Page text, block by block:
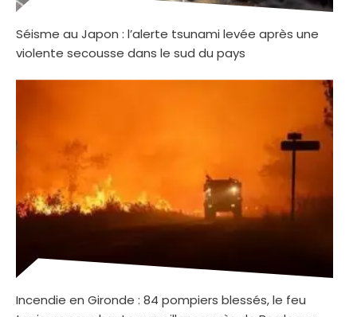
Séisme au Japon : l’alerte tsunami levée après une
violente secousse dans le sud du pays
Incendie en Gironde : 84 pompiers blessés, le feu